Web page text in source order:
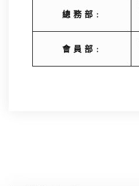
總 務 部﹕
會 員 部﹕